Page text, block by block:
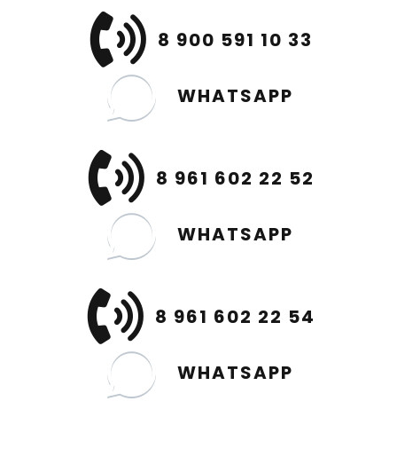
8 900 591 10 33
WHATSAPP
8 961 602 22 52
WHATSAPP
8 961 602 22 54
WHATSAPP